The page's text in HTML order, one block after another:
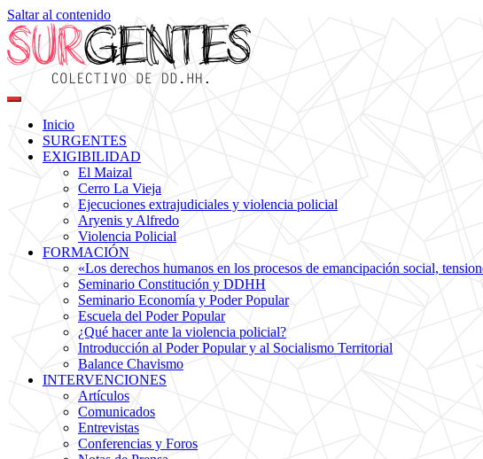
Saltar al contenido
Surgentes
Colectivo de DDHH
Inicio
SURGENTES
EXIGIBILIDAD
El Maizal
Cerro La Vieja
Ejecuciones extrajudiciales y violencia policial
Aryenis y Alfredo
Violencia Policial
FORMACIÓN
«Los derechos humanos en los procesos de emancipación social,
Seminario Constitución y DDHH
Seminario Economía y Poder Popular
Escuela del Poder Popular
¿Qué hacer ante la violencia policial?
Introducción al Poder Popular y al Socialismo Territorial
Balance Chavismo
INTERVENCIONES
Artículos
Comunicados
Entrevistas
Conferencias y Foros